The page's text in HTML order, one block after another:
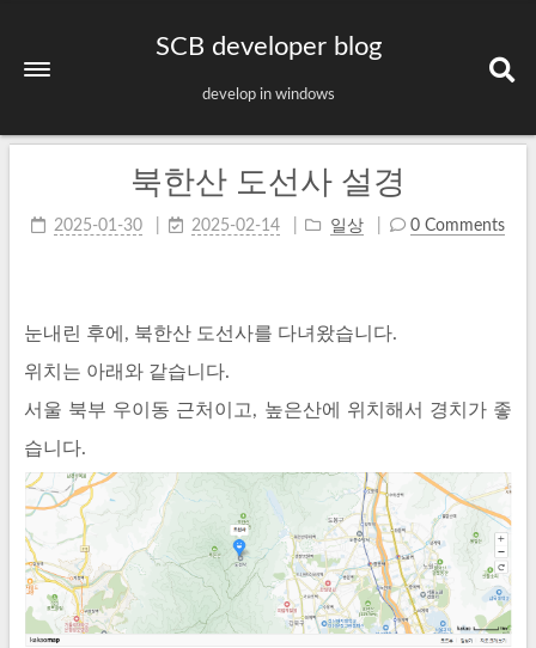
SCB developer blog
develop in windows
북한산 도선사 설경
2025-01-30 2025-02-14 일상 0 Comments
눈내린 후에, 북한산 도선사를 다녀왔습니다.
위치는 아래와 같습니다.
서울 북부 우이동 근처이고, 높은산에 위치해서 경치가 좋
습니다.